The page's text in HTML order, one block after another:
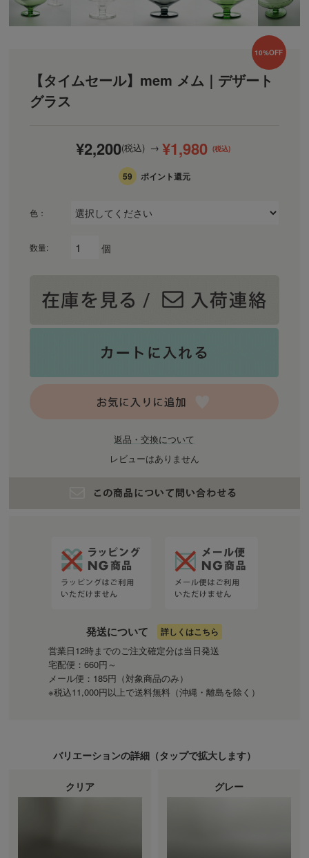
【タイムセール】mem メム｜デザート
グラス
¥2,200(税込) ¥1,980 (税込)
10%OFF
59 ポイント還元
色：
数量: 個
返品・交換について
レビューはありません
発送について 詳しくはこちら
営業日12時までのご注文確定分は当日発送
宅配便：660円～
メール便：185円（対象商品のみ）
※税込11,000円以上で送料無料（沖縄・離島を除く）
バリエーションの詳細（タップで拡大します）
クリア グレー